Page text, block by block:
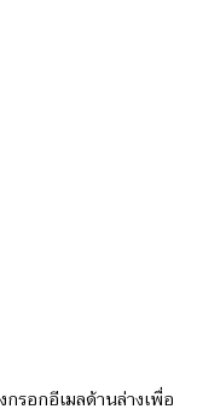
อกอีเมลด้านล่างเพื่อ